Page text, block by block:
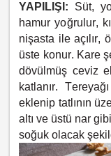
YAPILIŞI: Süt,
hamur yoğrulur,
nişasta ile açılır,
üste konur. Kare
dövülmüş ceviz
katlanır.
eklenip tatlının
altı ve üstü nar
soğuk olacak